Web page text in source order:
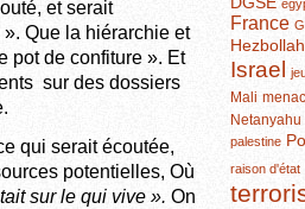
et serait
Que la hiérarchie et
pot de confiture ». Et
sur des dossiers
qui serait écoutée,
potentielles, Où
sur le qui vive ». On
France
Hezbollah
Israel
Mali
Netanyahu
palestine
raison d'état